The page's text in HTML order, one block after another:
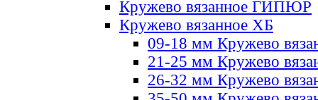
Кружево вязанное ГИПЮР
Кружево вязанное ХБ
09-18 мм Кружево
21-25 мм Кружево
26-32 мм Кружево